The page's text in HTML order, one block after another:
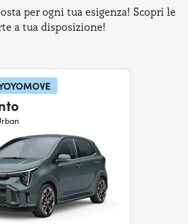
per ogni tua esigenza! Scopri le
a tua disposizione!